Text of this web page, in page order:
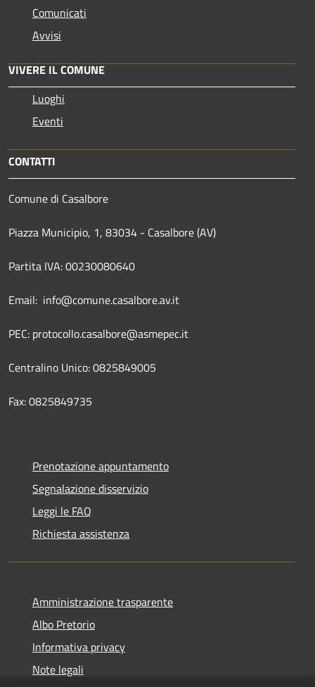
Comunicati
Avvisi
VIVERE IL COMUNE
Luoghi
Eventi
CONTATTI
Comune di Casalbore
Piazza Municipio, 1, 83034 - Casalbore (AV)
Partita IVA: 00230080640
Email: info@comune.casalbore.av.it
PEC: protocollo.casalbore@asmepec.it
Centralino Unico: 0825849005
Fax: 0825849735
Prenotazione appuntamento
Segnalazione disservizio
Leggi le FAQ
Richiesta assistenza
Amministrazione trasparente
Albo Pretorio
Informativa privacy
Note legali